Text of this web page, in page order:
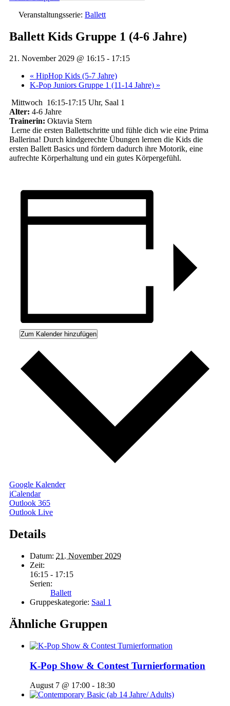
Veranstaltungsserie: Ballett
Ballett Kids Gruppe 1 (4-6 Jahre)
21. November 2029 @ 16:15 - 17:15
« HipHop Kids (5-7 Jahre)
K-Pop Juniors Gruppe 1 (11-14 Jahre) »
Mittwoch 16:15-17:15 Uhr, Saal 1
Alter: 4-6 Jahre
Trainerin: Oktavia Stern
Lerne die ersten Ballettschritte und fühle dich wie eine Prima
Ballerina! Durch kindgerechte Übungen lernen die Kids die
ersten Ballett Basics und fördern dadurch ihre Motorik, eine
aufrechte Körperhaltung und ein gutes Körpergefühl.
Zum Kalender hinzufügen
Google Kalender
iCalendar
Outlook 365
Outlook Live
Details
Datum: 21. November 2029
Zeit:
16:15 - 17:15
Serien:
Ballett
Gruppeskategorie: Saal 1
Ähnliche Gruppen
K-Pop Show & Contest Turnierformation
August 7 @ 17:00 - 18:30